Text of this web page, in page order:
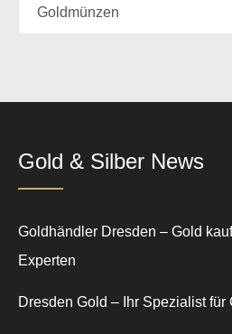
Goldmünzen
Gold & Silber News
Goldhändler Dresden – Gold
Experten
Dresden Gold – Ihr Spezialist